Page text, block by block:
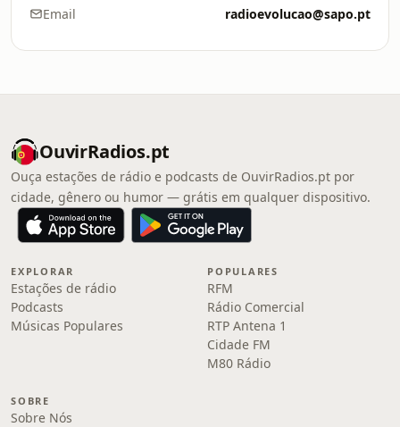
Email radioevolucao@sapo.pt
OuvirRadios.pt
Ouça estações de rádio e podcasts de OuvirRadios.pt por
cidade, gênero ou humor — grátis em qualquer dispositivo.
EXPLORAR
Estações de rádio
Podcasts
Músicas Populares
POPULARES
RFM
Rádio Comercial
RTP Antena 1
Cidade FM
M80 Rádio
SOBRE
Sobre Nós